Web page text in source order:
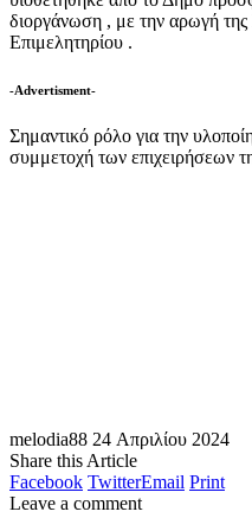
διοργάνωση , με την αρωγή της
Επιμελητηρίου .
-Advertisment-
Σημαντικό ρόλο για την
συμμετοχή των επιχειρήσεων
melodia88 24 Απριλίου 2024
Share this Article
Facebook TwitterEmail Print
Leave a comment